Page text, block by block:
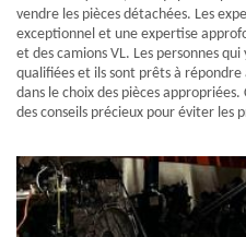
vendre les pièces détachées. Les
exceptionnel et une expertise
et des camions VL. Les personnes
qualifiées et ils sont prêts à
dans le choix des pièces
des conseils précieux pour éviter les